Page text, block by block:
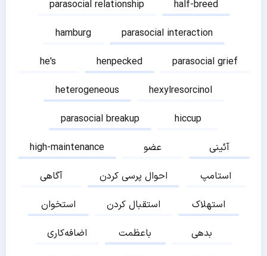
parasocial relationship
half-breed
hamburg
parasocial interaction
he's
henpecked
parasocial grief
heterogeneous
hexylresorcinol
parasocial breakup
hiccup
high-maintenance
عضو
آئینی
آگاهی
احوال پرسی کردن
استامپ
استخوان
استقبال کردن
استهلاک
اضافه‌کاری
باعظمت
بدهی